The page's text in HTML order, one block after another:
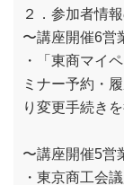
２．参加者情
〜講座開催6営
・「東商マイ
ミナー予約・
り変更手続き
〜講座開催5営
・東京商工会